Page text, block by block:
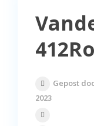
Gepost
2023